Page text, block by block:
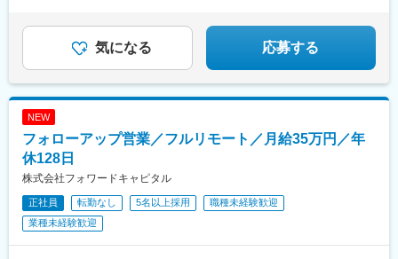
気になる 応募する
NEW
フォローアップ営業／フルリモート／月給35万円／年
休128日
株式会社フォワードキャピタル
正社員 転勤なし 5名以上採用
職種未経験歓迎
業種未経験歓迎